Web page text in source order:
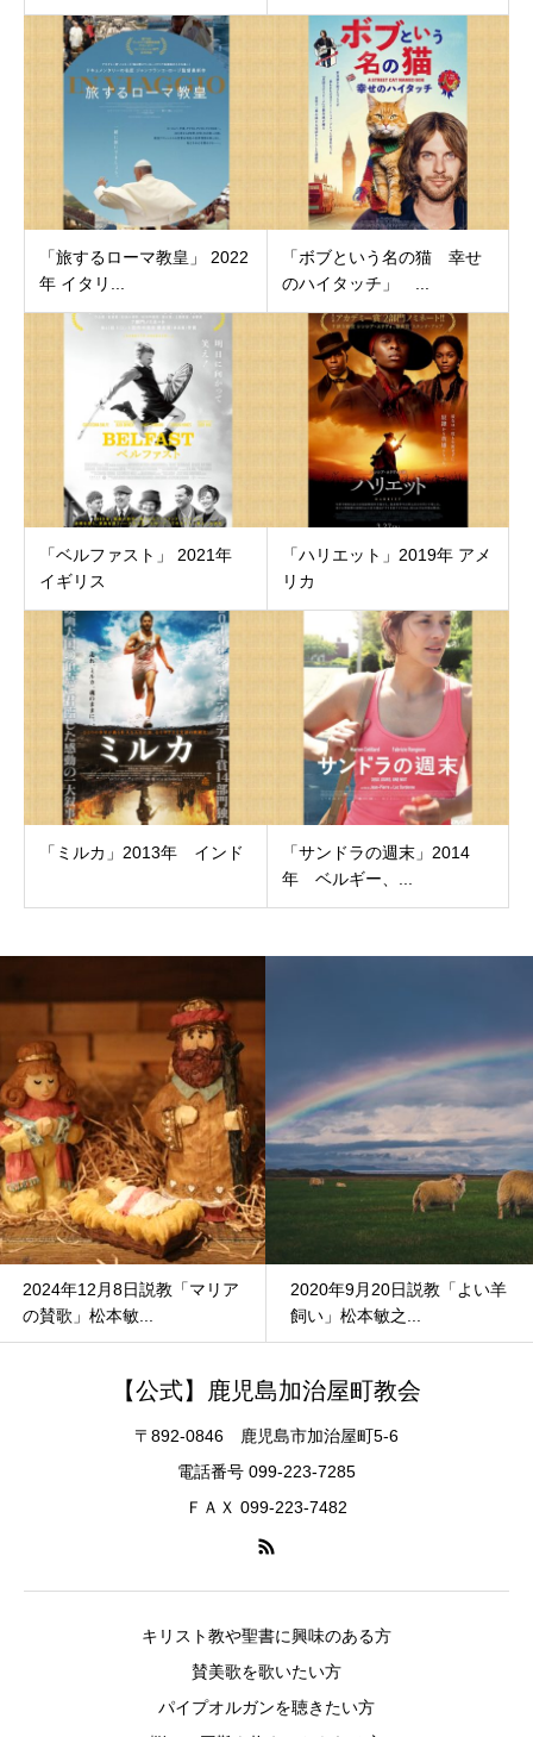
「旅するローマ教皇」 2022
年 イタリ...
「ボブという名の猫 幸せ
のハイタッチ」 ...
「ベルファスト」 2021年
イギリス
「ハリエット」2019年 アメ
リカ
「ミルカ」2013年 インド
「サンドラの週末」2014
年 ベルギー、...
2024年12月8日説教「マリア
の賛歌」松本敏...
2020年9月20日説教「よい羊
飼い」松本敏之...
【公式】鹿児島加治屋町教会
〒892-0846 鹿児島市加治屋町5-6
電話番号 099-223-7285
ＦＡＸ 099-223-7482
キリスト教や聖書に興味のある方
賛美歌を歌いたい方
パイプオルガンを聴きたい方